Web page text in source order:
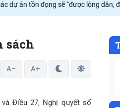
án tồn đọng sẽ “được lòng dân,
sách
A− A+
Điều 27, Nghị quyết số